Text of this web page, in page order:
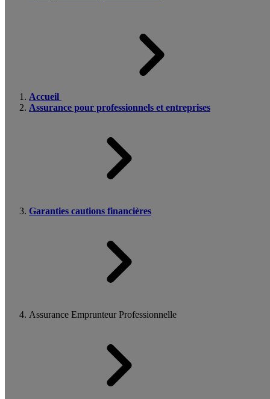
Accueil
Assurance pour professionnels et entreprises
Garanties cautions financières
Assurance Emprunteur Professionnelle